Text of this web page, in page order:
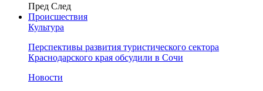
Пред След
Происшествия
Культура
Перспективы развития туристического сектора
Краснодарского края обсудили в Сочи
Новости